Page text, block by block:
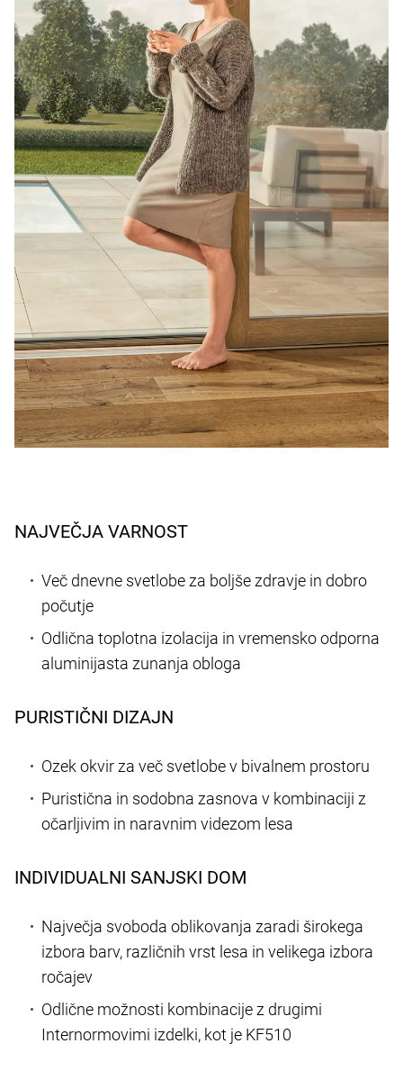
NAJVEČJA VARNOST
Več dnevne svetlobe za boljše zdravje in dobro
počutje
Odlična toplotna izolacija in vremensko odporna
aluminijasta zunanja obloga
PURISTIČNI DIZAJN
Ozek okvir za več svetlobe v bivalnem prostoru
Puristična in sodobna zasnova v kombinaciji z
očarljivim in naravnim videzom lesa
INDIVIDUALNI SANJSKI DOM
Največja svoboda oblikovanja zaradi širokega
izbora barv, različnih vrst lesa in velikega izbora
ročajev
Odlične možnosti kombinacije z drugimi
Internormovimi izdelki, kot je KF510